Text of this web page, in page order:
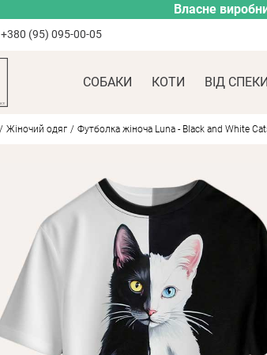
Власне
+380 (95) 095-00-05
СОБАКИ КОТИ ВІД СПЕКИ
Жіночий одяг Футболка жіноча Luna - Black and White